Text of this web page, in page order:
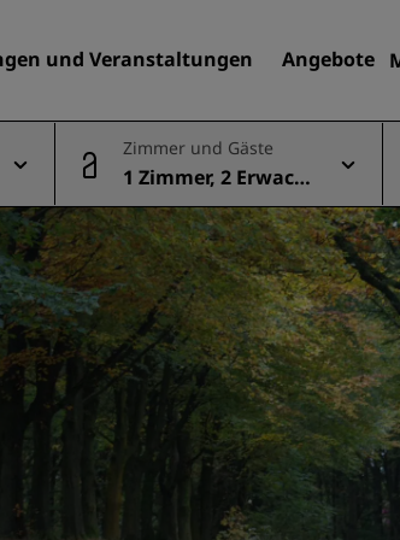
und Veranstaltungen Angebote
Finden Sie Ihr Hotel
Reiseziele
Resorts
Serviced Apartments
Flughafenhotels
Neue und geplante Hotels
Tagungen und
Veranstaltungen
Entdecken Sie Radisson
Zimmer und Gäste
1 Zimmer, 2 Erwach
sene